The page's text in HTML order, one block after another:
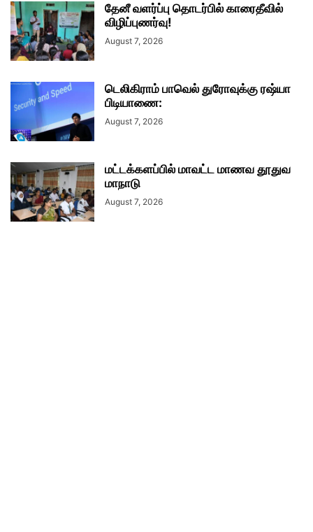
தேனீ வளர்ப்பு தொடர்பில் காரைதீவில்
விழிப்புணர்வு!
August 7, 2026
டெலிகிராம் பாவெல் துரோவுக்கு ரஷ்யா
பிடியாணை:
August 7, 2026
மட்டக்களப்பில் மாவட்ட மாணவ தூதுவ
மாநாடு
August 7, 2026